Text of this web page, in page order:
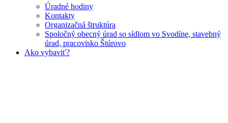
Úradné hodiny
Kontakty
Organizačná štruktúra
Spoločný obecný úrad so sídlom vo Svodíne, stavebný
úrad, pracovisko Štúrovo
Ako vybaviť?